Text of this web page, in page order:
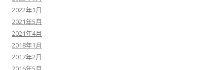
2022年1月
2021年5月
2021年4月
2018年1月
2017年2月